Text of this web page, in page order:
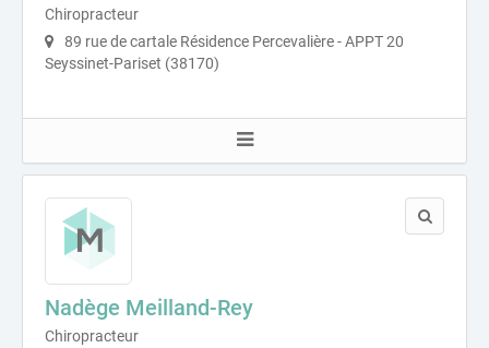
Chiropracteur
89 rue de cartale Résidence Percevalière - APPT 20
Seyssinet-Pariset (38170)
Nadège Meilland-Rey
Chiropracteur